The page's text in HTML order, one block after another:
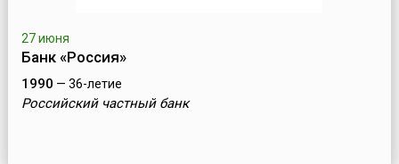
27 июня
Банк «Россия»
1990 — 36-летие
Российский частный банк